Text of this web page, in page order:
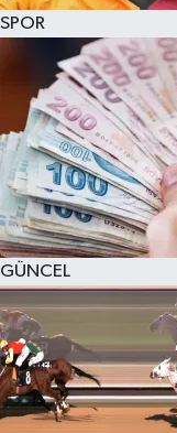
SPOR
GÜNCEL